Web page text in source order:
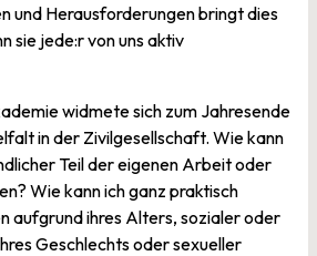
Über uns
Newsletter
und Herausforderungen bringt dies
sie jede:r von uns aktiv
widmete sich zum Jahresende
in der Zivilgesellschaft. Wie kann
Teil der eigenen Arbeit oder
Wie kann ich ganz praktisch
aufgrund ihres Alters, sozialer oder
Geschlechts oder sexueller